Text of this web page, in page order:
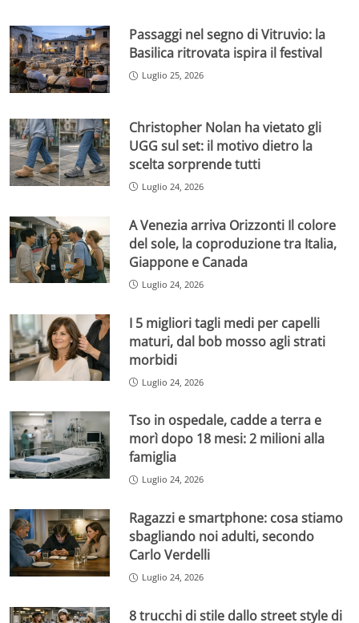
Passaggi nel segno di Vitruvio: la
Basilica ritrovata ispira il festival
Luglio 25, 2026
Christopher Nolan ha vietato gli
UGG sul set: il motivo dietro la
scelta sorprende tutti
Luglio 24, 2026
A Venezia arriva Orizzonti Il colore
del sole, la coproduzione tra Italia,
Giappone e Canada
Luglio 24, 2026
I 5 migliori tagli medi per capelli
maturi, dal bob mosso agli strati
morbidi
Luglio 24, 2026
Tso in ospedale, cadde a terra e
morì dopo 18 mesi: 2 milioni alla
famiglia
Luglio 24, 2026
Ragazzi e smartphone: cosa stiamo
sbagliando noi adulti, secondo
Carlo Verdelli
Luglio 24, 2026
8 trucchi di stile dallo street style di